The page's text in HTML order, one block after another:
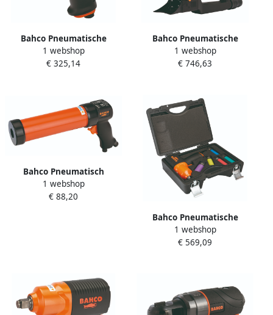
Bahco Pneumatische
slagmoersleutel 3 8" |
composiet BPC816
1 webshop
€ 325,14
Bahco Pneumatische
slijpmachine 1 4" BP830K
1 webshop
€ 746,63
Bahco Pneumatisch
kitpistool 310 ml BP215A
1 webshop
€ 88,20
Bahco Pneumatische
slagmoersleutelset 1 2" |
BPC815K4
1 webshop
€ 569,09